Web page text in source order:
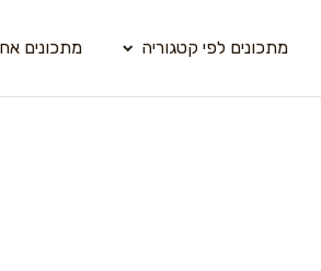
מתכונים לפי קטגוריה מתכונים